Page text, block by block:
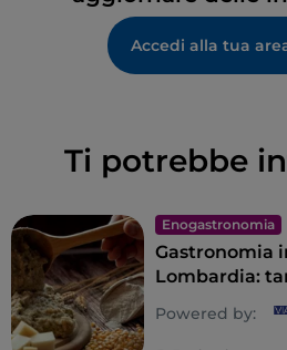
Accedi alla tua
Ti potrebbe
Enogastronomia
Gastronomia
Lombardia:
anime per
di sapori
Powered by: